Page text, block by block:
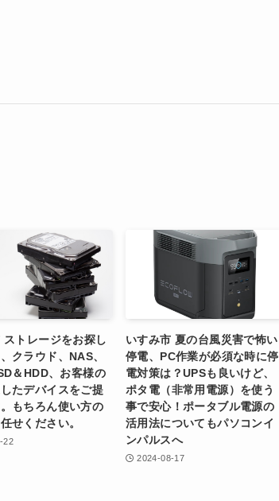
ストレージをお探し
クラウド、NAS、
＆HDD、お客様の
たデバイスをご提
もちろん使い方の
せください。
22
いすみ市 夏の台風災害で怖い
停電、PC作業が必須な時に停
電対策は？UPSも良いけど、
ポタ電（非常用電源）を使う
事で安心！ポータブル電源の
活用法についてもパソコンイ
ンパルスへ
2024-08-17